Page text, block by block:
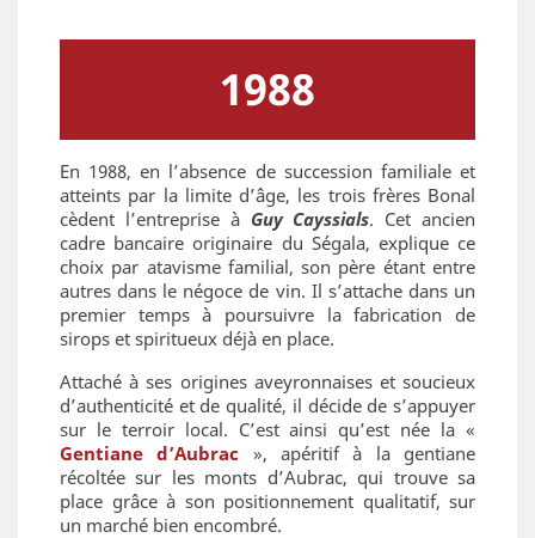
1988
En 1988, en l’absence de succession familiale et
atteints par la limite d’âge, les trois frères Bonal
cèdent l’entreprise à Guy Cayssials. Cet ancien
cadre bancaire originaire du Ségala, explique ce
choix par atavisme familial, son père étant entre
autres dans le négoce de vin. Il s’attache dans un
premier temps à poursuivre la fabrication de
sirops et spiritueux déjà en place.
Attaché à ses origines aveyronnaises et soucieux
d’authenticité et de qualité, il décide de s’appuyer
sur le terroir local. C’est ainsi qu’est née la «
Gentiane d’Aubrac », apéritif à la gentiane
récoltée sur les monts d’Aubrac, qui trouve sa
place grâce à son positionnement qualitatif, sur
un marché bien encombré.